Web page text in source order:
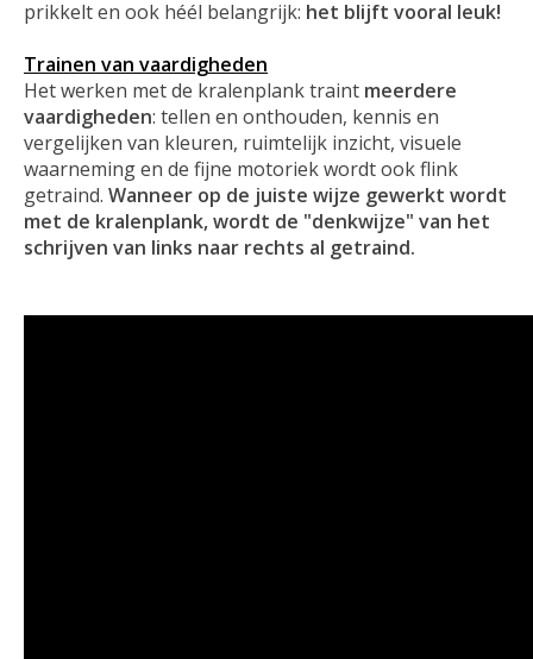
prikkelt en ook héél belangrijk: het blijft vooral leuk!
Trainen van vaardigheden
Het werken met de kralenplank traint meerdere
vaardigheden: tellen en onthouden, kennis en
vergelijken van kleuren, ruimtelijk inzicht, visuele
waarneming en de fijne motoriek wordt ook flink
getraind. Wanneer op de juiste wijze gewerkt wordt
met de kralenplank, wordt de "denkwijze" van het
schrijven van links naar rechts al getraind.